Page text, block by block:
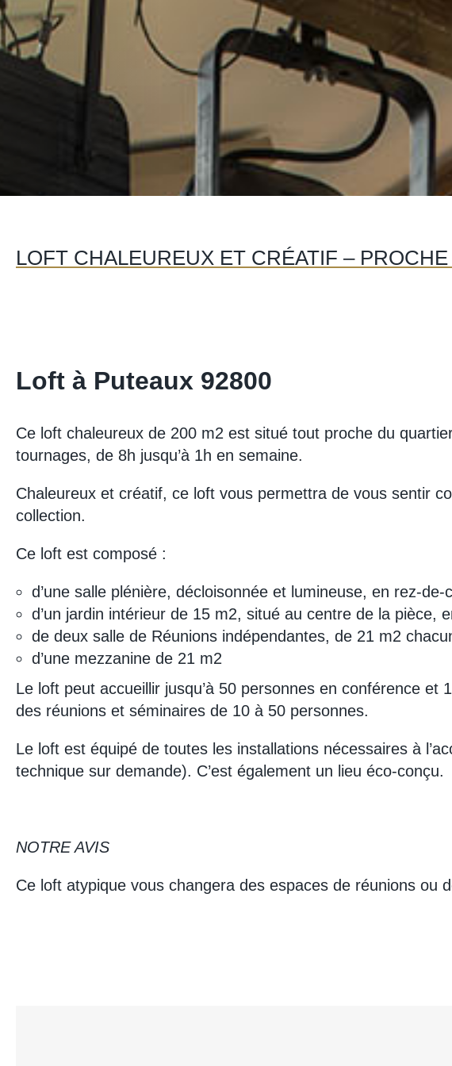
LOFT CHALEUREUX ET CRÉATIF –
Loft à Puteaux 92800
Ce loft chaleureux de 200 m2 est situé tout proche du
tournages, de 8h jusqu’à 1h en semaine.
Chaleureux et créatif, ce loft vous permettra de vous sentir
collection.
Ce loft est composé :
d’une salle plénière, décloisonnée et lumineuse, en rez-
d’un jardin intérieur de 15 m2, situé au centre de la pièce,
de deux salle de Réunions indépendantes, de 21 m2
d’une mezzanine de 21 m2
Le loft peut accueillir jusqu’à 50 personnes en conférence
des réunions et séminaires de 10 à 50 personnes.
Le loft est équipé de toutes les installations nécessaires à
technique sur demande). C’est également un lieu éco-conçu.
NOTRE AVIS
Ce loft atypique vous changera des espaces de réunions ou